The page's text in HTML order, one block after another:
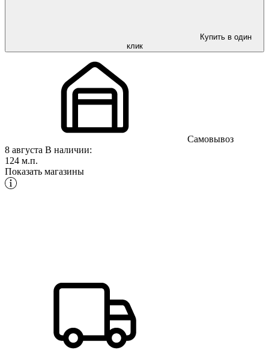
Купить в один
клик
Самовывоз
8 августа В наличии:
124 м.п.
Показать магазины